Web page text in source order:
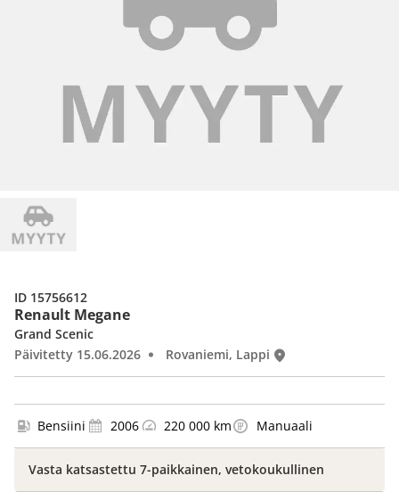
Renault Megane
Grand Scenic
Päivitetty 15.06.2026
Rovaniemi, Lappi
ID 15756612
Bensiini 2006 220 000 km Manuaali
Vasta katsastettu 7-paikkainen, vetokoukullinen